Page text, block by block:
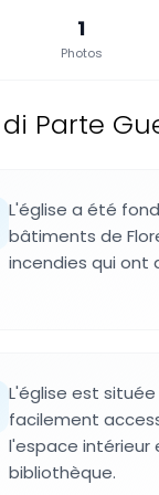
1
Photos
Parte
L'église a été
bâtiments de
incendies qui ont
L'église est
facilement
l'espace
bibliothèque.